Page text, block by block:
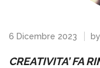
6 Dicembre 2023 by
CREATIVITA’ FA